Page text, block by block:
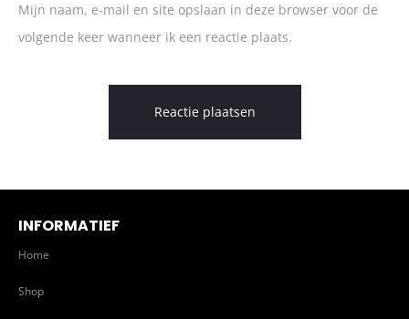
Mijn naam, e-mail en site opslaan in deze browser voor de
volgende keer wanneer ik een reactie plaats.
INFORMATIEF
Home
Shop